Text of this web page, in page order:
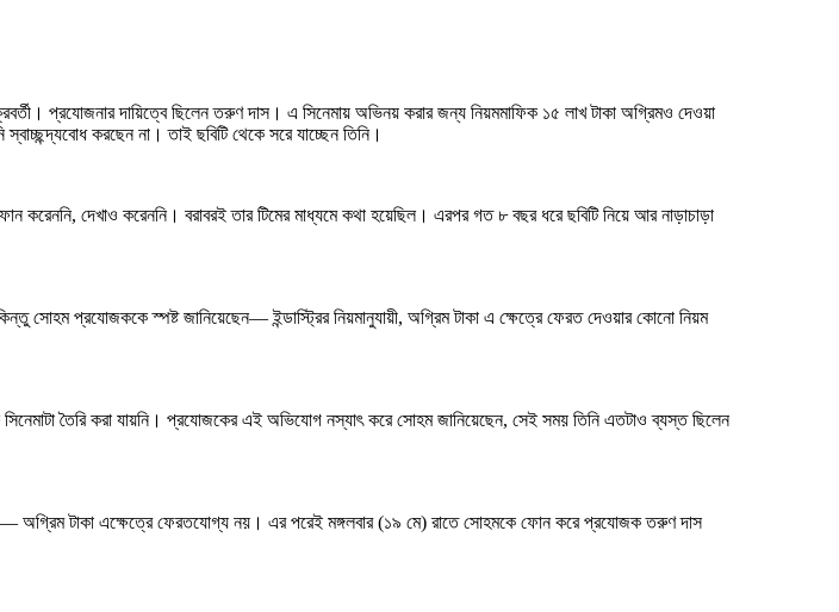
প্রযোজনার দায়িত্বে ছিলেন তরুণ দাস। এ সিনেমায় অভিনয় করার জন্য নিয়মমাফিক ১৫ লাখ টাকা অগ্রিমও দেওয়া
করছেন না। তাই ছবিটি থেকে সরে যাচ্ছেন তিনি।
দেখাও করেননি। বরাবরই তার টিমের মাধ্যমে কথা হয়েছিল। এরপর গত ৮ বছর ধরে ছবিটি নিয়ে আর নাড়াচাড়া
প্রযোজককে স্পষ্ট জানিয়েছেন— ইন্ডাস্ট্রির নিয়মানুযায়ী, অগ্রিম টাকা এ ক্ষেত্রে ফেরত দেওয়ার কোনো নিয়ম
তৈরি করা যায়নি। প্রযোজকের এই অভিযোগ নস্যাৎ করে সোহম জানিয়েছেন, সেই সময় তিনি এতটাও ব্যস্ত ছিলেন
টাকা এক্ষেত্রে ফেরতযোগ্য নয়। এর পরেই মঙ্গলবার (১৯ মে) রাতে সোহমকে ফোন করে প্রযোজক তরুণ দাস